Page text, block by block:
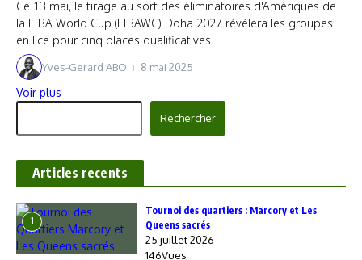
Ce 13 mai, le tirage au sort des éliminatoires d'Amériques de
la FIBA World Cup (FIBAWC) Doha 2027 révélera les groupes
en lice pour cinq places qualificatives....
Yves-Gerard ABO 8 mai 2025
Voir plus
Rechercher
Articles recents
1
‎Tournoi des quartiers : Marcory et Les
Queens sacrés
25 juillet 2026
146Vues